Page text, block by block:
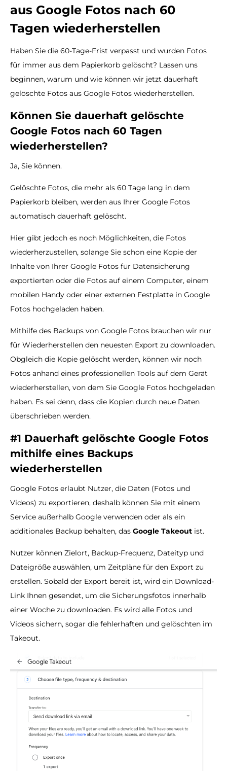
aus Google Fotos nach 60
Tagen wiederherstellen
Haben Sie die 60-Tage-Frist verpasst und wurden Fotos
für immer aus dem Papierkorb gelöscht? Lassen uns
beginnen, warum und wie können wir jetzt dauerhaft
gelöschte Fotos aus Google Fotos wiederherstellen.
Können Sie dauerhaft gelöschte
Google Fotos nach 60 Tagen
wiederherstellen?
Ja, Sie können.
Gelöschte Fotos, die mehr als 60 Tage lang in dem
Papierkorb bleiben, werden aus Ihrer Google Fotos
automatisch dauerhaft gelöscht.
Hier gibt jedoch es noch Möglichkeiten, die Fotos
wiederherzustellen, solange Sie schon eine Kopie der
Inhalte von Ihrer Google Fotos für Datensicherung
exportierten oder die Fotos auf einem Computer, einem
mobilen Handy oder einer externen Festplatte in Google
Fotos hochgeladen haben.
Mithilfe des Backups von Google Fotos brauchen wir nur
für Wiederherstellen den neuesten Export zu downloaden.
Obgleich die Kopie gelöscht werden, können wir noch
Fotos anhand eines professionellen Tools auf dem Gerät
wiederherstellen, von dem Sie Google Fotos hochgeladen
haben. Es sei denn, dass die Kopien durch neue Daten
überschrieben werden.
#1 Dauerhaft gelöschte Google Fotos
mithilfe eines Backups
wiederherstellen
Google Fotos erlaubt Nutzer, die Daten (Fotos und
Videos) zu exportieren, deshalb können Sie mit einem
Service außerhalb Google verwenden oder als ein
additionales Backup behalten, das Google Takeout ist.
Nutzer können Zielort, Backup-Frequenz, Dateityp und
Dateigröße auswählen, um Zeitpläne für den Export zu
erstellen. Sobald der Export bereit ist, wird ein Download-
Link Ihnen gesendet, um die Sicherungsfotos innerhalb
einer Woche zu downloaden. Es wird alle Fotos und
Videos sichern, sogar die fehlerhaften und gelöschten im
Takeout.